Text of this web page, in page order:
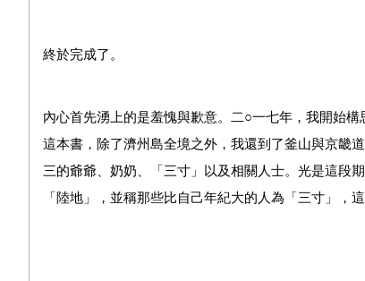
第二章 尚未結束的歷史──從那天之後，到今日為止
們／盧武鉉總統，正式為國家公權力所造成的錯誤道
法》／以再審的名義，回復四．三受刑人的名譽／緩
第三章 痕跡一──偶來小路上的那些日子
終於完成了。
內心首先湧上的是羞愧與歉意。二○一七年，我開始
這本書，除了濟州島全境之外，我還到了釜山與京畿
三的爺爺、奶奶、「三寸」以及相關人士。光是這段
「陸地」，並稱那些比自己年紀大的人為「三寸」，